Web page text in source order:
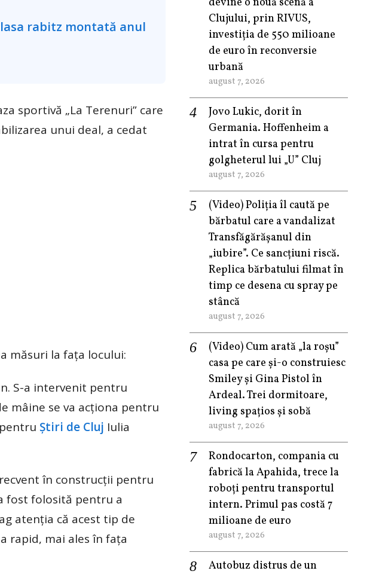
sportivă „La Terenuri” care
unui deal, a cedat
măsuri la fața locului:
S-a intervenit pentru
mâine se va acționa pentru
Știri de Cluj Iulia
în construcții pentru
fost folosită pentru a
atenția că acest tip de
rapid, mai ales în fața
Clujului, prin RIVUS,
investiția de 550 milioane
de euro în reconversie
urbană
august 7, 2026
Jovo Lukic, dorit în
Germania. Hoffenheim a
intrat în cursa pentru
golgheterul lui „U” Cluj
august 7, 2026
(Video) Poliția îl caută pe
bărbatul care a vandalizat
Transfăgărășanul din
„iubire”. Ce sancțiuni riscă.
Replica bărbatului filmat în
timp ce desena cu spray pe
stâncă
august 7, 2026
(Video) Cum arată „la roşu”
casa pe care şi-o construiesc
Smiley şi Gina Pistol în
Ardeal. Trei dormitoare,
living spațios și sobă
august 7, 2026
Rondocarton, compania cu
fabrică la Apahida, trece la
roboți pentru transportul
intern. Primul pas costă 7
milioane de euro
august 7, 2026
Autobuz distrus de un